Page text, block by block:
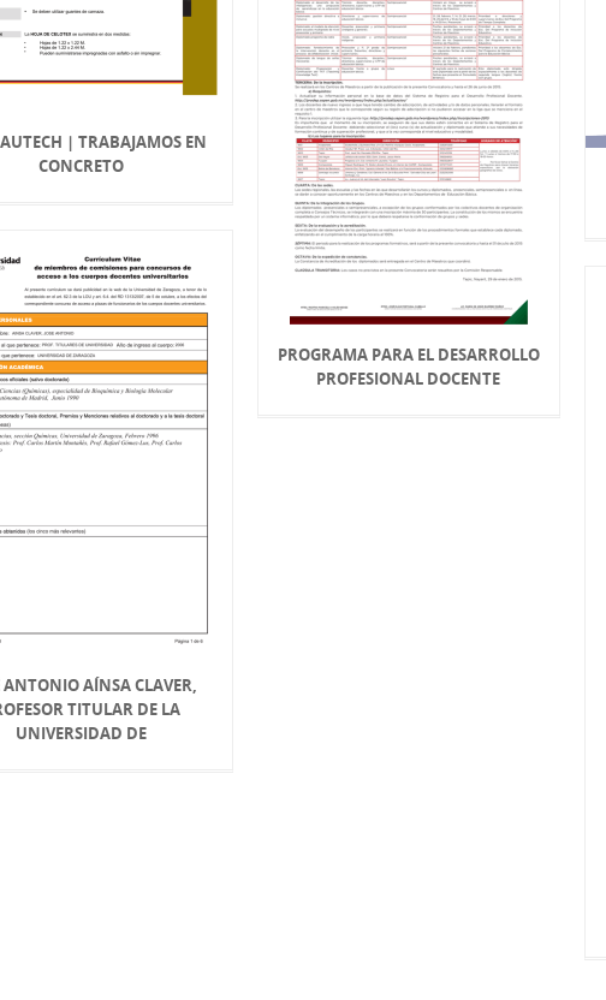
| TRABAJAMOS EN
CONCRETO
PROGRAMA PARA EL DESARROLLO
PROFESIONAL DOCENTE
ANTONIO AÍNSA CLAVER,
TITULAR DE LA
UNIVERSIDAD DE